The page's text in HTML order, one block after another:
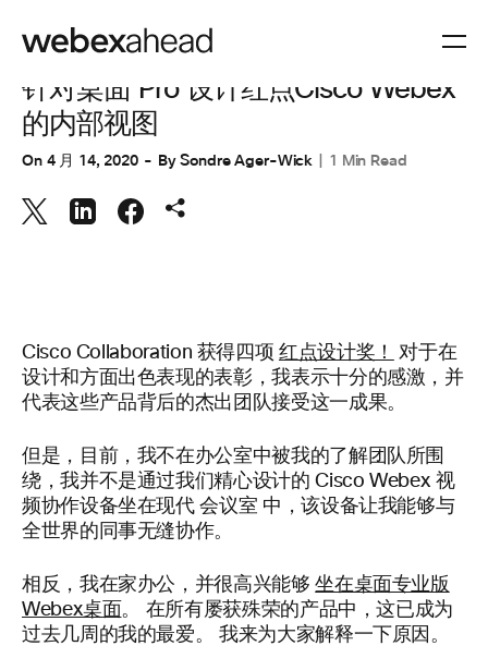
协作 ,协作设备
针对桌面 Pro 设计红点Cisco Webex
的内部视图
On 4 月 14, 2020 BySondre Ager-Wick 1 Min Read
Cisco Collaboration 获得四项 红点设计奖！
对于在
设计和方面出色表现的表彰，我表示十分的感激，并
代表这些产品背后的杰出团队接受这一成果。
但是，目前，我不在办公室中被我的了解团队所围
绕，我并不是通过我们精心设计的 Cisco Webex 视
频协作设备坐在现代 会议室 中，该设备让我能够与
全世界的同事无缝协作。
相反，我在家办公，并很高兴能够坐在桌面专业版
Webex桌面。 在所有屡获殊荣的产品中，这已成为
过去几周的我的最爱。 我来为大家解释一下原因。